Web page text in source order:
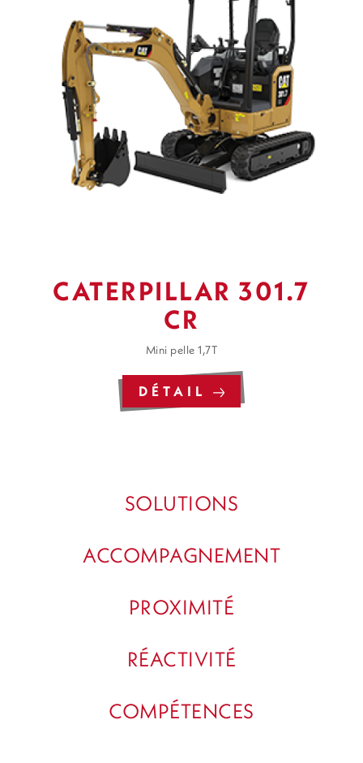
CATERPILLAR 301.7
CR
Mini pelle 1,7T
DÉTAIL
SOLUTIONS
ACCOMPAGNEMENT
PROXIMITÉ
RÉACTIVITÉ
COMPÉTENCES